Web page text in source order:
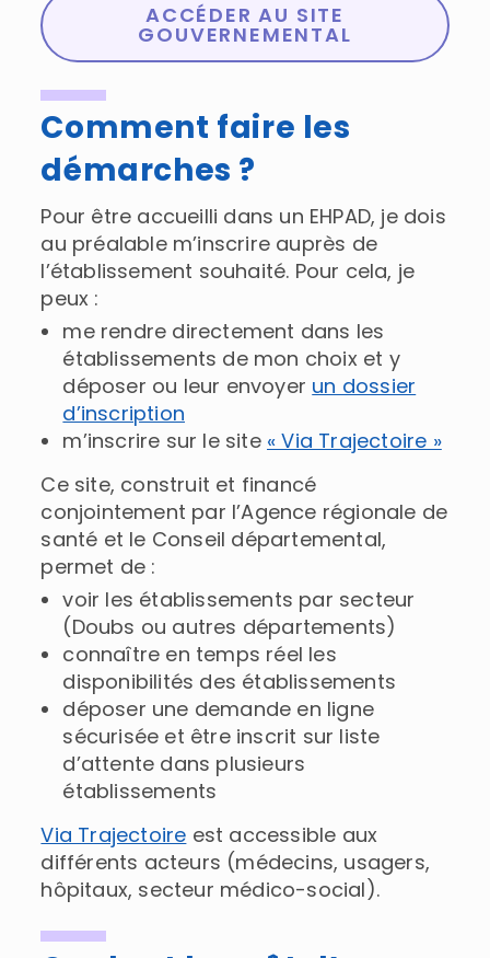
ACCÉDER AU SITE
GOUVERNEMENTAL
Comment faire les
démarches ?
Pour être accueilli dans un EHPAD, je dois
au préalable m’inscrire auprès de
l’établissement souhaité. Pour cela, je
peux :
me rendre directement dans les
établissements de mon choix et y
déposer ou leur envoyer un dossier
d’inscription
m’inscrire sur le site « Via Trajectoire »
Ce site, construit et financé
conjointement par l’Agence régionale de
santé et le Conseil départemental,
permet de :
voir les établissements par secteur
(Doubs ou autres départements)
connaître en temps réel les
disponibilités des établissements
déposer une demande en ligne
sécurisée et être inscrit sur liste
d’attente dans plusieurs
établissements
Via Trajectoire est accessible aux
différents acteurs (médecins, usagers,
hôpitaux, secteur médico-social).